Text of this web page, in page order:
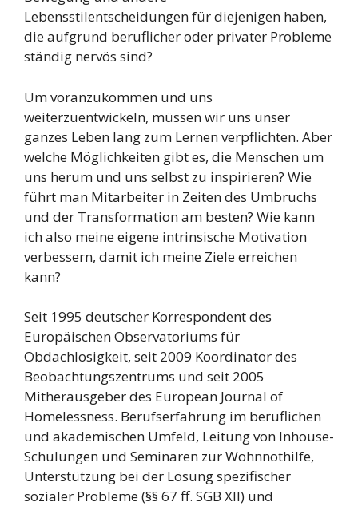
Lebensstilentscheidungen für diejenigen haben,
die aufgrund beruflicher oder privater Probleme
ständig nervös sind?
Um voranzukommen und uns
weiterzuentwickeln, müssen wir uns unser
ganzes Leben lang zum Lernen verpflichten. Aber
welche Möglichkeiten gibt es, die Menschen um
uns herum und uns selbst zu inspirieren? Wie
führt man Mitarbeiter in Zeiten des Umbruchs
und der Transformation am besten? Wie kann
ich also meine eigene intrinsische Motivation
verbessern, damit ich meine Ziele erreichen
kann?
Seit 1995 deutscher Korrespondent des
Europäischen Observatoriums für
Obdachlosigkeit, seit 2009 Koordinator des
Beobachtungszentrums und seit 2005
Mitherausgeber des European Journal of
Homelessness. Berufserfahrung im beruflichen
und akademischen Umfeld, Leitung von Inhouse-
Schulungen und Seminaren zur Wohnnothilfe,
Unterstützung bei der Lösung spezifischer
sozialer Probleme (§§ 67 ff. SGB XII) und